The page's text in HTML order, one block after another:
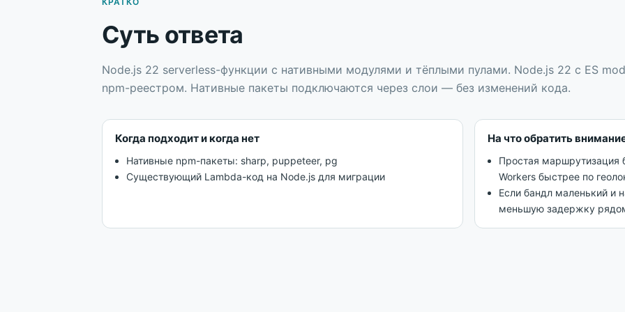
Суть ответа
Node.js 22 serverless-функции с нативными модулями и тёплыми пулами. Node.js 22 с ES
npm-реестром. Нативные пакеты подключаются через слои — без изменений кода.
Когда подходит и когда нет
Нативные npm-пакеты: sharp, puppeteer, pg
Существующий Lambda-код на Node.js для миграции
На что обратить
Простая маршрутизация
Workers быстрее по
Если бандл маленький и
меньшую задержку